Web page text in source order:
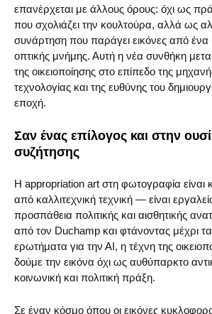
επανέρχεται με άλλους όρους: όχι ως
που σχολιάζει την κουλτούρα, αλλά ως
συνάρτηση που παράγει εικόνες από
οπτικής μνήμης. Αυτή η νέα συνθήκη
της οικειοποίησης στο επίπεδο της
τεχνολογίας και της ευθύνης του
εποχή.
Σαν ένας επίλογος και στην
συζήτησης
Η appropriation art στη φωτογραφία είναι
από καλλιτεχνική τεχνική — είναι
προσπάθεια πολιτικής και αισθητικής
από τον Duchamp και φτάνοντας μέχρι
ερωτήματα για την ΑΙ, η τέχνη της
δούμε την εικόνα όχι ως αυθύπαρκτο
κοινωνική και πολιτική πράξη.
Σε έναν κόσμο όπου οι εικόνες